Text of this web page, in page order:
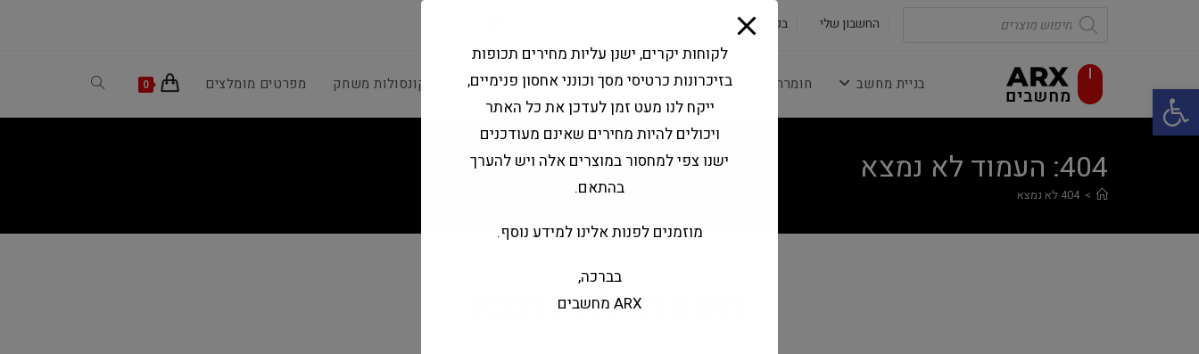
פתח סרגל נגישות
Products
search החשבון שלי בקשה להצעה
בניית מחשב חומרה ותוכנה ציוד היקפי מחשבים וטאבלטים קונסולות משחק מפרטים מומלצים 0
Toggle
404: העמוד לא נמצא
> 404 לא נמצא
העמוד לא נמצא.
לקוחות יקרים, ישנן עליות מחירים תכופות
בזיכרונות כרטיסי מסך וכונני אחסון פנימיים,
ייקח לנו מעט זמן לעדכן את כל האתר
ויכולים להיות מחירים שאינם מעודכנים
ישנו צפי למחסור במוצרים אלה ויש להערך
בהתאם.
מוזמנים לפנות אלינו למידע נוסף.
בברכה,
ARX מחשבים